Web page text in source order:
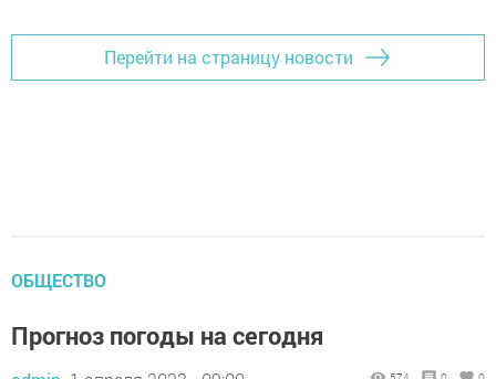
Перейти на страницу новости
ОБЩЕСТВО
Прогноз погоды на сегодня